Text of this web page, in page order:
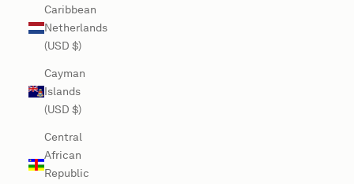
Caribbean
Netherlands
(USD $)
Cayman
Islands
(USD $)
Central
African
Republic